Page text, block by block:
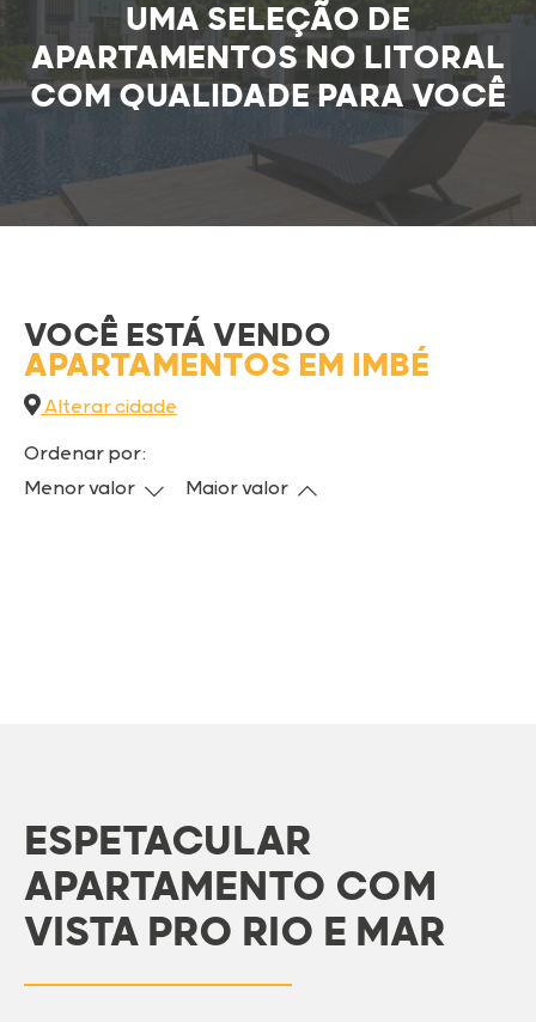
UMA SELEÇÃO DE
APARTAMENTOS NO LITORAL
COM QUALIDADE PARA VOCÊ
VOCÊ ESTÁ VENDO
APARTAMENTOS EM IMBÉ
Alterar cidade
Ordenar por:
Menor valor
Maior valor
ESPETACULAR
APARTAMENTO COM
VISTA PRO RIO E MAR